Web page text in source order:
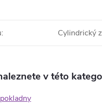
: Cylindrický
v této